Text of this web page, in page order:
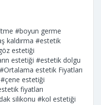
#boyun germe
kaldırma #estetik
estetiği
estetiği #estetik dolgu
#Ortalama estetik Fiyatları
#çene estetiği
fiyatları
silikonu #kol estetiği